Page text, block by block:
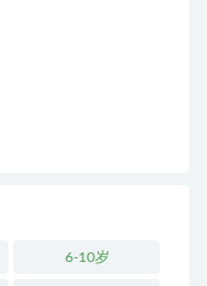
6-10岁